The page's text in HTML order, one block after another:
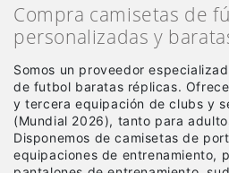
Compra camisetas de
personalizadas y
Somos un proveedor
de futbol baratas réplicas.
y tercera equipación de clubs y
(Mundial 2026), tanto para
Disponemos de camisetas de
equipaciones de entrenamiento,